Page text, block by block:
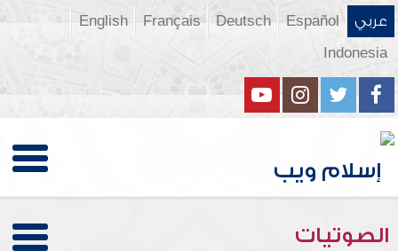
عربي Español
Deutsch
Français
English
Indonesia
الصوتيات